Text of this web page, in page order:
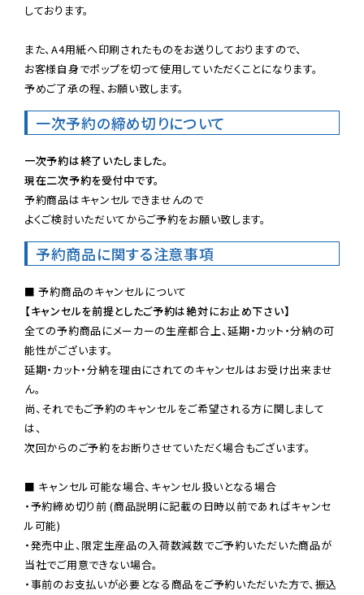
しております。
また、A4用紙へ印刷されたものをお送りしておりますので、
お客様自身でポップを切って使用していただくことになります。
予めご了承の程、お願い致します。
一次予約の締め切りについて
一次予約は終了いたしました。
現在二次予約を受付中です。
予約商品はキャンセルできませんので
よくご検討いただいてからご予約をお願い致します。
予約商品に関する注意事項
【キャンセルを前提としたご予約は絶対にお止め下さい】
全ての予約商品にメーカーの生産都合上、延期・カット・分納の可
能性がございます。
延期・カット・分納を理由にされてのキャンセルはお受け出来ませ
ん。
尚、それでもご予約のキャンセルをご希望される方に関しまして
は、
次回からのご予約をお断りさせていただく場合もございます。
■ キャンセル可能な場合、キャンセル扱いとなる場合
・予約締め切り前 (商品説明に記載の日時以前であればキャンセ
ル可能)
・発売中止、限定生産品の入荷数減数でご予約いただいた商品が
当社でご用意できない場合。
・事前のお支払いが必要となる商品をご予約いただいた方で、振込